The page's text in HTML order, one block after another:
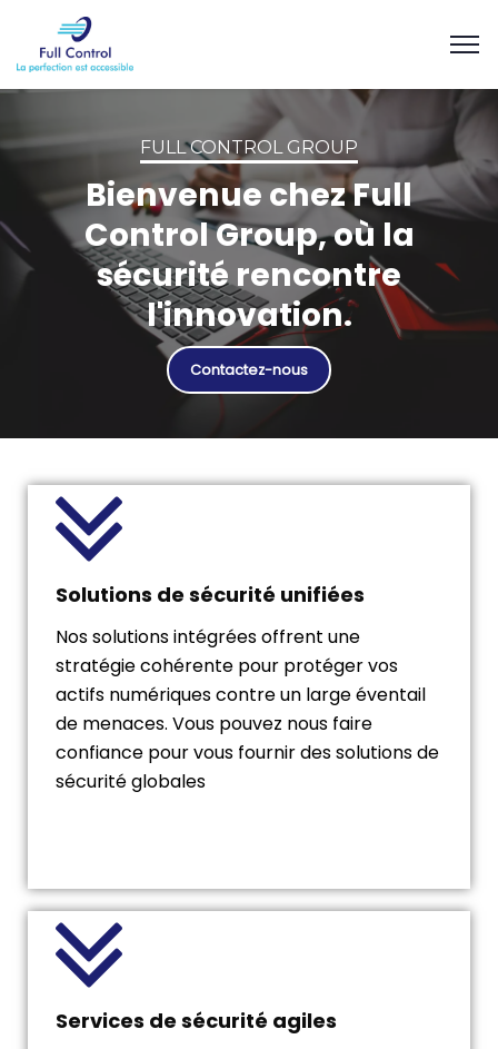
FULL CONTROL GROUP
Bienvenue chez Full
Control Group, où la
sécurité rencontre
l'innovation.
Contactez-nous
Solutions de sécurité unifiées
Nos solutions intégrées offrent une
stratégie cohérente pour protéger vos
actifs numériques contre un large éventail
de menaces. Vous pouvez nous faire
confiance pour vous fournir des solutions de
sécurité globales
Services de sécurité agiles